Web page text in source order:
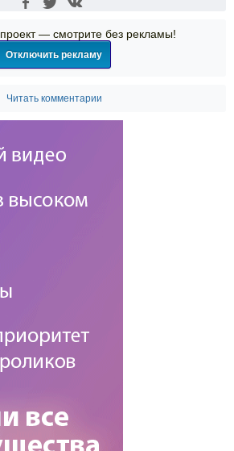
— смотрите без рекламы!
Отключить рекламу
Читать комментарии